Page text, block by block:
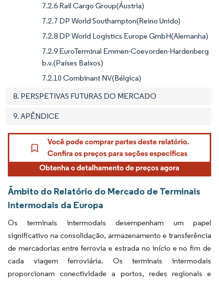
7.2.6 Rail Cargo Group(Áustria)
7.2.7 DP World Southampton(Reino Unido)
7.2.8 DP World Logistics Europe GmbH(Alemanha)
7.2.9 EuroTerminal Emmen-Coevorden-Hardenberg
b.v.(Países Baixos)
7.2.10 Combinant NV(Bélgica)
8. PERSPETIVAS FUTURAS DO MERCADO
9. APÊNDICE
Âmbito do Relatório do Mercado de Terminais
Intermodais da Europa
Os terminais intermodais desempenham um papel
significativo na consolidação, armazenamento e transferência
de mercadorias entre ferrovia e estrada no início e no fim de
cada viagem ferroviária. Os terminais intermodais
proporcionam conectividade a portos, redes regionais e